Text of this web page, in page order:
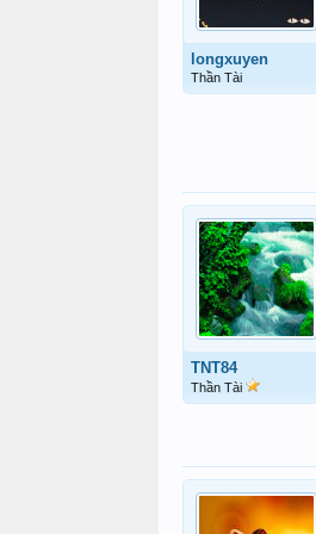
longxuyen
Thần Tài
TNT84
Thần Tài